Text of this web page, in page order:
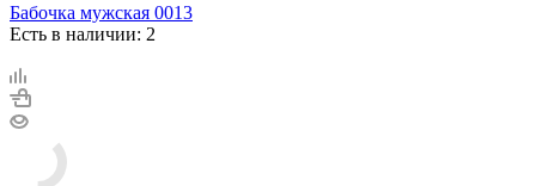
Бабочка мужская 0013
Есть в наличии: 2